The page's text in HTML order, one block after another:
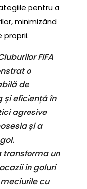
pentru a
minimizând
proprii.
FIFA
o
de
și eficiență în
agresive
și a
transforma un
în goluri
cu